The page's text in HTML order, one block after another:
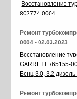
Восстановление
802774-0004
Ремонт
0004 - 02.03.2023
Восстановление
GARRETT 765155-
Бенц 3.0, 3.2 дизель
Ремонт